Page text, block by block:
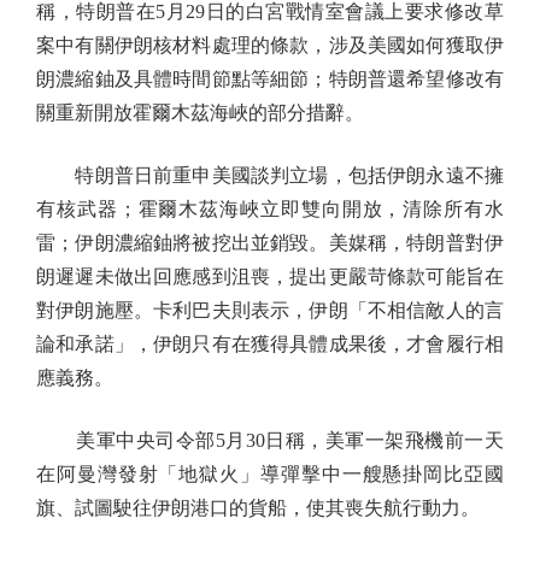
稱，特朗普在5月29日的白宮戰情室會議上要求修改草
案中有關伊朗核材料處理的條款，涉及美國如何獲取伊
朗濃縮鈾及具體時間節點等細節；特朗普還希望修改有
關重新開放霍爾木茲海峽的部分措辭。
特朗普日前重申美國談判立場，包括伊朗永遠不擁
有核武器；霍爾木茲海峽立即雙向開放，清除所有水
雷；伊朗濃縮鈾將被挖出並銷毀。美媒稱，特朗普對伊
朗遲遲未做出回應感到沮喪，提出更嚴苛條款可能旨在
對伊朗施壓。卡利巴夫則表示，伊朗「不相信敵人的言
論和承諾」，伊朗只有在獲得具體成果後，才會履行相
應義務。
美軍中央司令部5月30日稱，美軍一架飛機前一天
在阿曼灣發射「地獄火」導彈擊中一艘懸掛岡比亞國
旗、試圖駛往伊朗港口的貨船，使其喪失航行動力。